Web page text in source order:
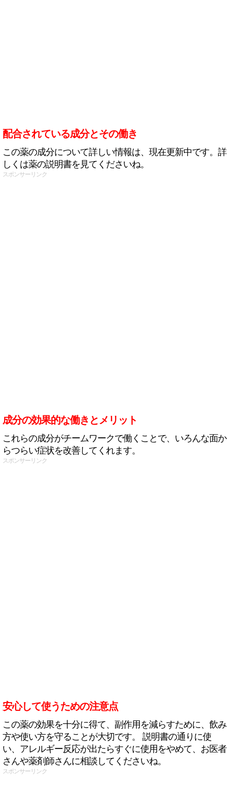
配合されている成分とその働き
この薬の成分について詳しい情報は、現在更新中です。詳
しくは薬の説明書を見てくださいね。
スポンサーリンク
成分の効果的な働きとメリット
これらの成分がチームワークで働くことで、いろんな面か
らつらい症状を改善してくれます。
スポンサーリンク
安心して使うための注意点
この薬の効果を十分に得て、副作用を減らすために、飲み
方や使い方を守ることが大切です。 説明書の通りに使
い、アレルギー反応が出たらすぐに使用をやめて、お医者
さんや薬剤師さんに相談してくださいね。
スポンサーリンク